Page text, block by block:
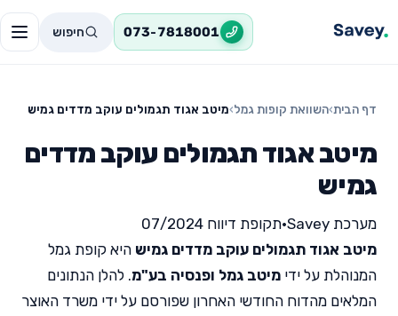
073-7818001 חיפוש
דף הבית›השוואת קופות גמל›מיטב אגוד תגמולים עוקב מדדים גמיש
מיטב אגוד תגמולים עוקב מדדים
גמיש
מערכת Savey •תקופת דיווח 07/2024
מיטב אגוד תגמולים עוקב מדדים גמיש היא קופת גמל
המנוהלת על ידי מיטב גמל ופנסיה בע"מ. להלן הנתונים
המלאים מהדוח החודשי האחרון שפורסם על ידי משרד האוצר